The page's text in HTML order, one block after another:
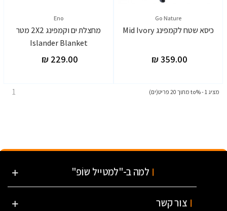
Go Nature
כיסא שטח לקמפינג Mid Ivory
Eno
מחצלת ים וקמפינג 2X2 מטר
Islander Blanket
מציג 1 - %to מתוך 20 פריט(ים) 1
למה ב-"למטייל שוֹפ"
צור קשר